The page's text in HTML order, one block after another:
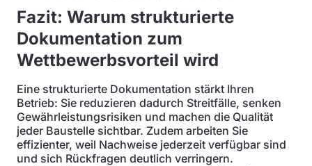
Fazit: Warum strukturierte
Dokumentation zum
Wettbewerbsvorteil wird
Eine strukturierte Dokumentation stärkt Ihren
Betrieb: Sie reduzieren dadurch Streitfälle, senken
Gewährleistungsrisiken und machen die Qualität
jeder Baustelle sichtbar. Zudem arbeiten Sie
effizienter, weil Nachweise jederzeit verfügbar sind
und sich Rückfragen deutlich verringern.